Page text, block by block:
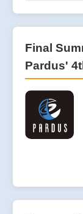
Final
Pardus'